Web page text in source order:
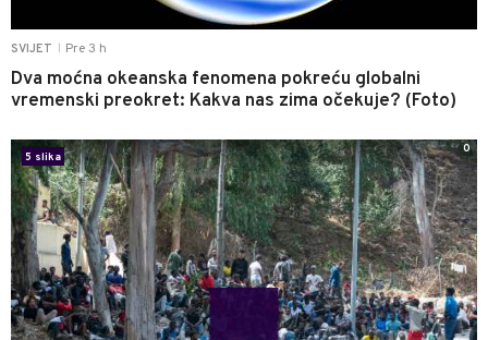
SVIJET Pre 3 h
Dva moćna okeanska fenomena pokreću globalni
vremenski preokret: Kakva nas zima očekuje? (Foto)
5 slika
0